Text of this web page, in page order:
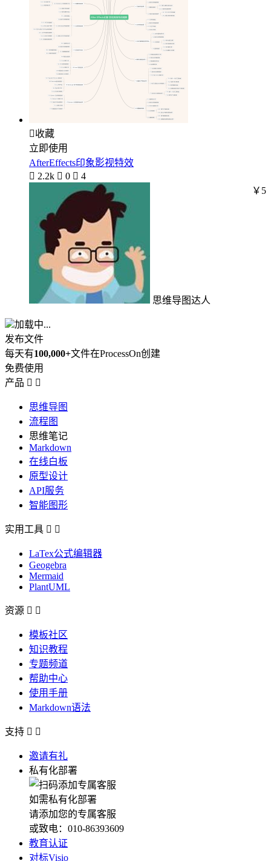
收藏
立即使用
AfterEffects印象影视特效
 2.2k  0  4
思维导图达人
￥5
加载中...
发布文件
每天有100,000+文件在ProcessOn创建
免费使用
产品  
思维导图
流程图
思维笔记
Markdown
在线白板
原型设计
API服务
智能图形
实用工具  
LaTex公式编辑器
Geogebra
Mermaid
PlantUML
资源  
模板社区
知识教程
专题频道
帮助中心
使用手册
Markdown语法
支持  
邀请有礼
私有化部署
如需私有化部署
请添加您的专属客服
或致电：010-86393609
教育认证
对标Visio